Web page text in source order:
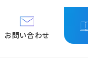
お問い合わせ